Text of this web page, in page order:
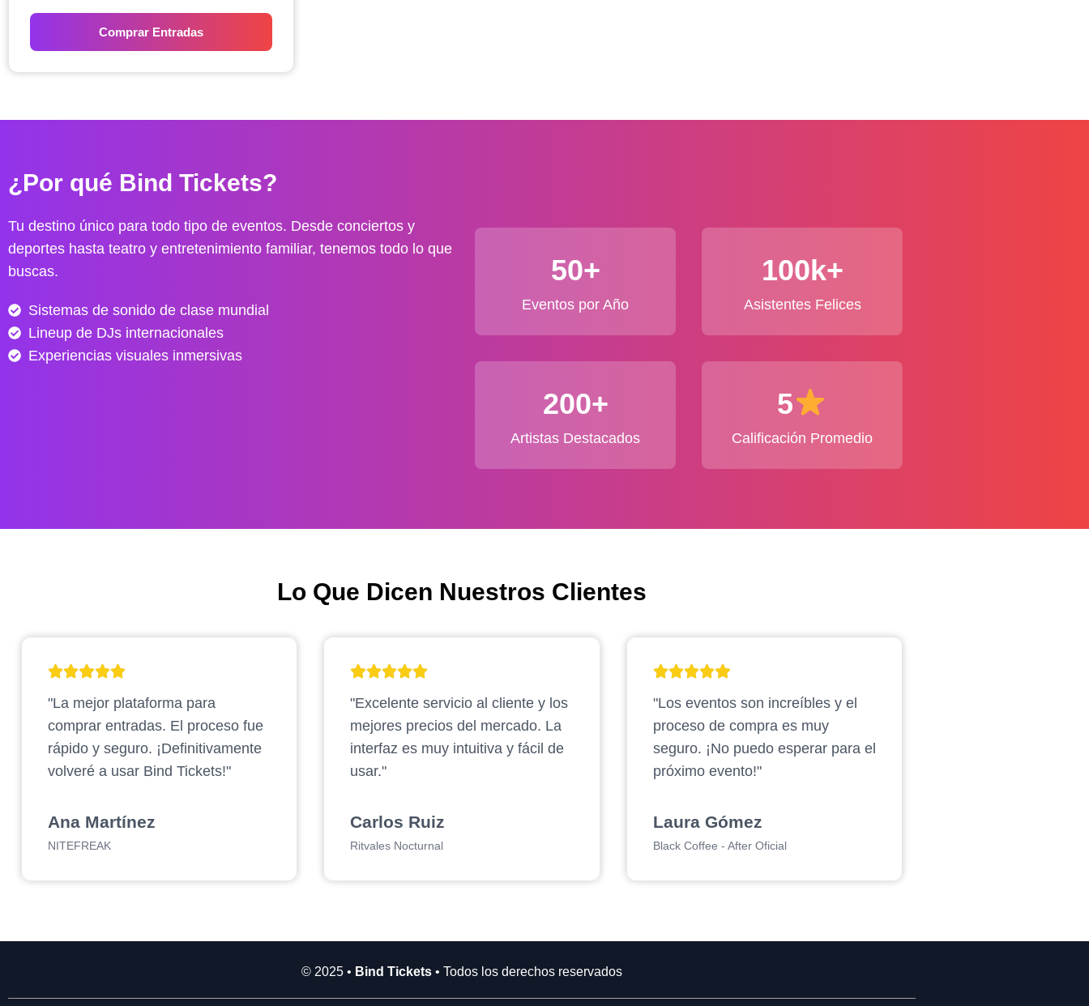
g
p
c
o
s
:
s
d
e
h
0
0
.
Comprar Entradas
¿Por qué Bind Tickets?
Tu destino único para todo tipo de eventos. Desde conciertos y
deportes hasta teatro y entretenimiento familiar, tenemos todo lo que
buscas.
Sistemas de sonido de clase mundial
Lineup de DJs internacionales
Experiencias visuales inmersivas
50+
Eventos por Año
100k+
Asistentes Felices
200+
Artistas Destacados
5
Calificación Promedio
Lo Que Dicen Nuestros Clientes
"La mejor plataforma para
comprar entradas. El proceso fue
rápido y seguro. ¡Definitivamente
volveré a usar Bind Tickets!"
Ana Martínez
NITEFREAK
"Excelente servicio al cliente y los
mejores precios del mercado. La
interfaz es muy intuitiva y fácil de
usar."
Carlos Ruiz
Ritvales Nocturnal
"Los eventos son increíbles y el
proceso de compra es muy
seguro. ¡No puedo esperar para el
próximo evento!"
Laura Gómez
Black Coffee - After Oficial
© 2025 • Bind Tickets • Todos los derechos reservados